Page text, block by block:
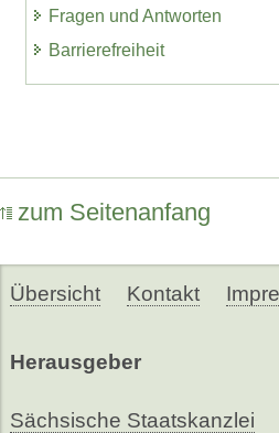
Fragen und Antworten
Barrierefreiheit
zum Seitenanfang
Übersicht Kontakt
Herausgeber
Sächsische Staatskanzlei